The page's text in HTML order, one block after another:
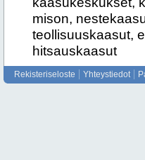
mison,
teollisuuskaasut,
hitsauskaasut
Rekisteriseloste Yhteystiedot